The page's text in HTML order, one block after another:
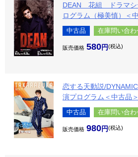
DEAN 花組 ドラマシ
ログラム（極美慎）＜
中古品 在庫問い合わ
販売価格 580 税込
恋する天動説/
演プログラム＜中古品＞
中古品 在庫問い合わ
販売価格 980 税込